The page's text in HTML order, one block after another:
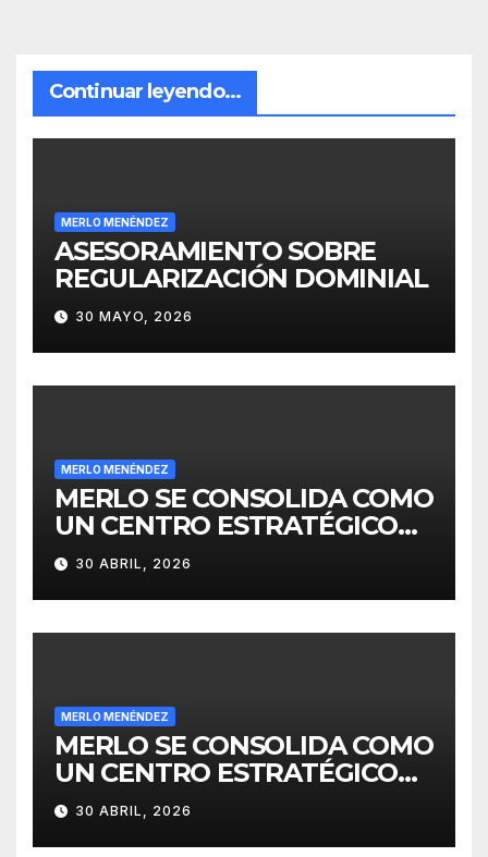
Continuar leyendo...
MERLO MENÉNDEZ
ASESORAMIENTO SOBRE
REGULARIZACIÓN DOMINIAL
30 MAYO, 2026
MERLO MENÉNDEZ
MERLO SE CONSOLIDA COMO
UN CENTRO ESTRATÉGICO
PARA EL DESARROLLO DE
INVERSIONES
30 ABRIL, 2026
MERLO MENÉNDEZ
MERLO SE CONSOLIDA COMO
UN CENTRO ESTRATÉGICO
PARA EL DESARROLLO DE
INVERSIONES
30 ABRIL, 2026